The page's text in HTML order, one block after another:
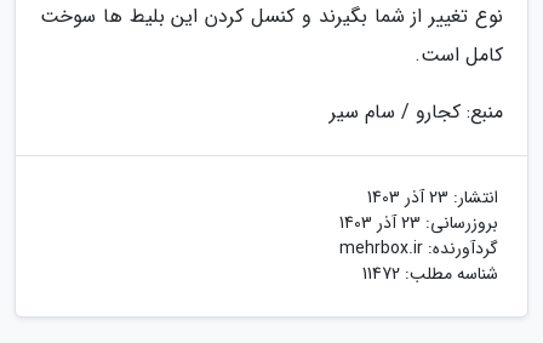
نوع تغییر از شما بگیرند و کنسل کردن این بلیط ها سوخت
کامل است.
منبع: کجارو / سام سیر
انتشار: 23 آذر 1403
بروزرسانی: 23 آذر 1403
گردآورنده: mehrbox.ir
شناسه مطلب: 11472